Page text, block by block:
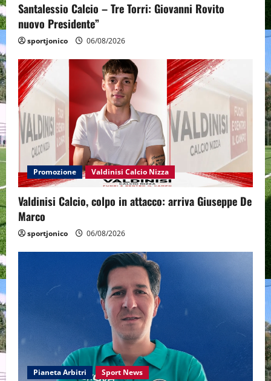
Santalessio Calcio – Tre Torri: Giovanni Rovito
nuovo Presidente”
sportjonico 06/08/2026
Promozione Valdinisi Calcio Nizza
Valdinisi Calcio, colpo in attacco: arriva Giuseppe De
Marco
sportjonico 06/08/2026
Pianeta Arbitri Sport News